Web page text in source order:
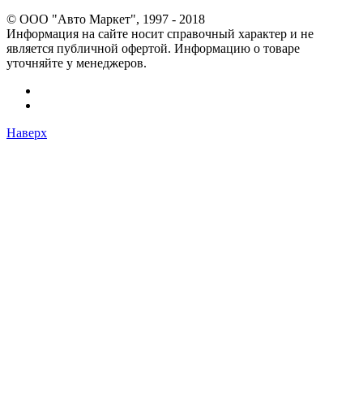
© OOO "Авто Маркет", 1997 - 2018
Информация на сайте носит справочный характер и не
является публичной офертой. Информацию о товаре
уточняйте у менеджеров.
Наверх